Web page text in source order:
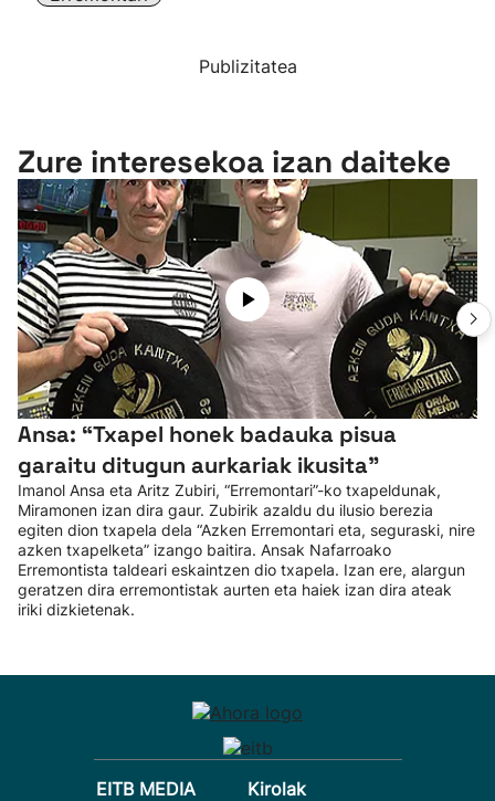
Publizitatea
Zure interesekoa izan daiteke
Ansa: “Txapel honek badauka pisua
garaitu ditugun aurkariak ikusita”
Imanol Ansa eta Aritz Zubiri, “Erremontari”-ko txapeldunak,
Miramonen izan dira gaur. Zubirik azaldu du ilusio berezia
egiten dion txapela dela “Azken Erremontari eta, seguraski, nire
azken txapelketa” izango baitira. Ansak Nafarroako
Erremontista taldeari eskaintzen dio txapela. Izan ere, alargun
geratzen dira erremontistak aurten eta haiek izan dira ateak
iriki dizkietenak.
EITB MEDIA
Kirolak